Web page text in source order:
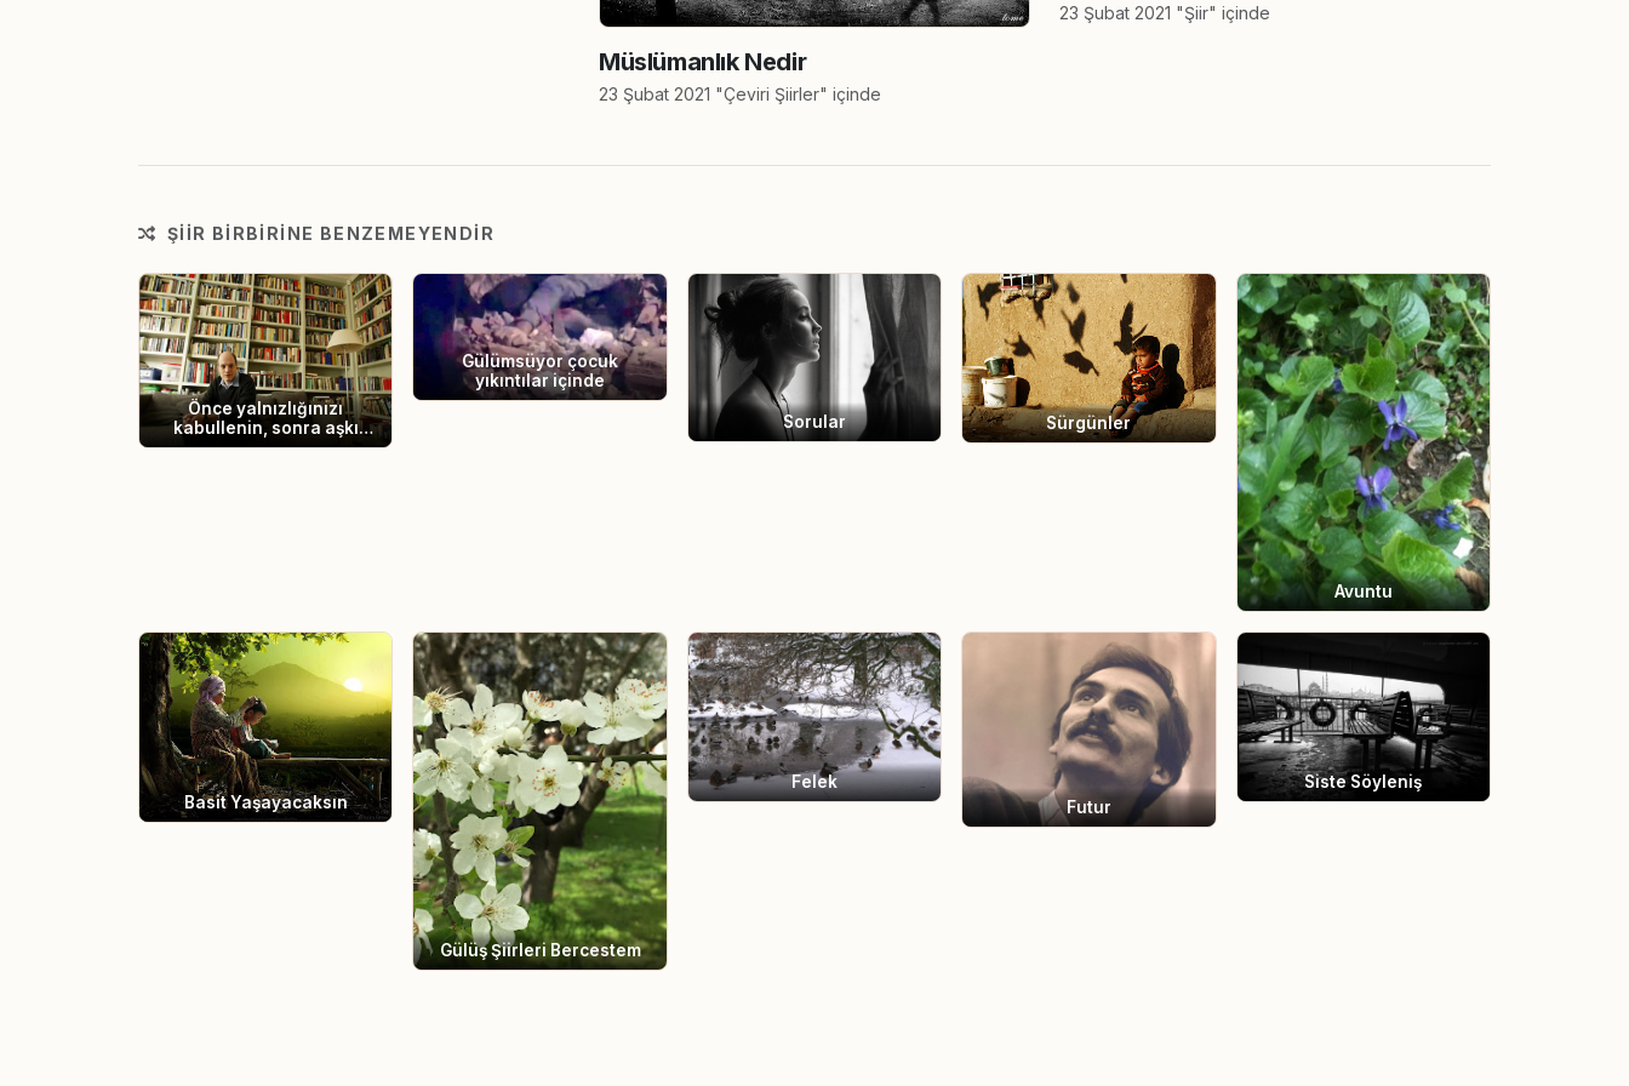
Müslümanlık Nedir
23 Şubat 2021 "Çeviri Şiirler" içinde
23 Şubat 2021 "Şiir" içinde
ŞIIR BIRBIRINE BENZEMEYENDIR
Önce yalnızlığınızı
kabullenin, sonra aşkı
yaşamak kolay
Gülümsüyor çocuk
yıkıntılar içinde
Sorular Sürgünler
Avuntu
Basit Yaşayacaksın
Gülüş Şiirleri Bercestem
Felek
Futur
Siste Söyleniş